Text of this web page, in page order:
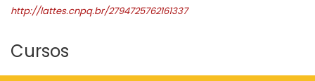
http://lattes.cnpq.br/2794725762161337
Cursos